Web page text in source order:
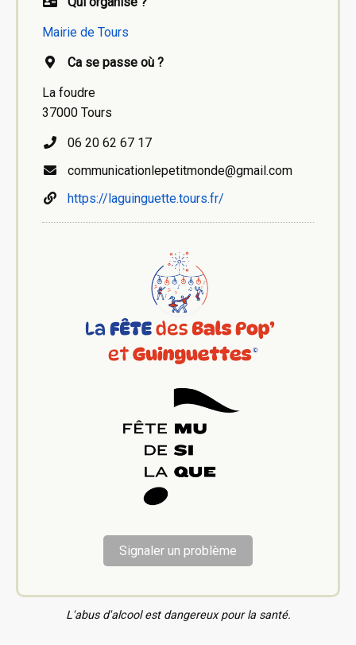
Mairie de Tours
Ca se passe où ?
La foudre
37000 Tours
06 20 62 67 17
communicationlepetitmonde@gmail.com
https://laguinguette.tours.fr/
Signaler un problème
L'abus d'alcool est dangereux pour la santé.